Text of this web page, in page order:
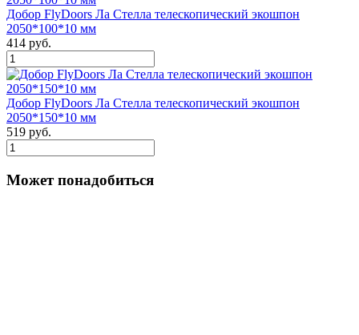
Добор FlyDoors Ла Стелла телескопический экошпон
2050*100*10 мм
414 руб.
Добор FlyDoors Ла Стелла телескопический экошпон
2050*150*10 мм
519 руб.
Может понадобиться